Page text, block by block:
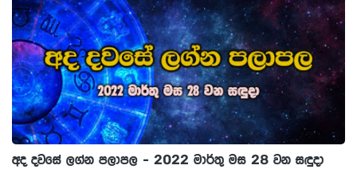
අද දවසේ ලග්න පලාපල - 2022 මාර්තු මස 28 වන සඳුදා